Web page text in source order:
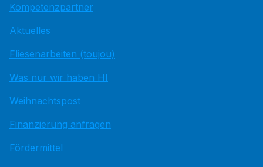
Kompetenzpartner
Aktuelles
Fliesenarbeiten (toujou)
Was nur wir haben HI
Weihnachtspost
Finanzierung anfragen
Fördermittel